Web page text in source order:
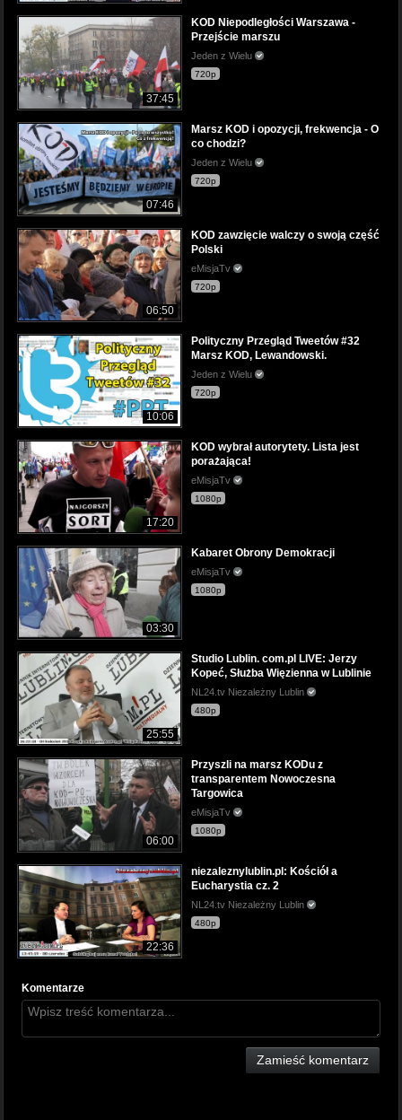
37:45
KOD Niepodległości Warszawa -
Przejście marszu
Jeden z Wielu
720p
07:46
Marsz KOD i opozycji, frekwencja - O
co chodzi?
Jeden z Wielu
720p
06:50
KOD zawzięcie walczy o swoją część
Polski
eMisjaTv
720p
10:06
Polityczny Przegląd Tweetów #32
Marsz KOD, Lewandowski.
Jeden z Wielu
720p
17:20
KOD wybrał autorytety. Lista jest
porażająca!
eMisjaTv
1080p
03:30
Kabaret Obrony Demokracji
eMisjaTv
1080p
25:55
Studio Lublin. com.pl LIVE: Jerzy
Kopeć, Służba Więzienna w Lublinie
NL24.tv Niezależny Lublin
480p
06:00
Przyszli na marsz KODu z
transparentem Nowoczesna
Targowica
eMisjaTv
1080p
22:36
niezaleznylublin.pl: Kościół a
Eucharystia cz. 2
NL24.tv Niezależny Lublin
480p
Komentarze
Zamieść komentarz